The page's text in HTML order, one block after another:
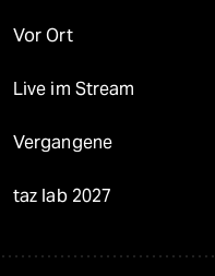
Vor Ort
Live im Stream
Vergangene
taz lab 2027